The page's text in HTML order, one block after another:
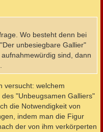
Wo besteht denn bei
unbesiegbare Gallier"
sind, dann
versucht: welchem
"Unbeugsamen Galliers"
die Notwendigkeit von
indem man die Figur
der von ihm verkörperten